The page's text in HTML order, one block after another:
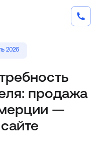
2026
продажа
—